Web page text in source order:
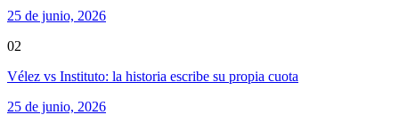
25 de junio, 2026
02
Vélez vs Instituto: la historia escribe su propia cuota
25 de junio, 2026